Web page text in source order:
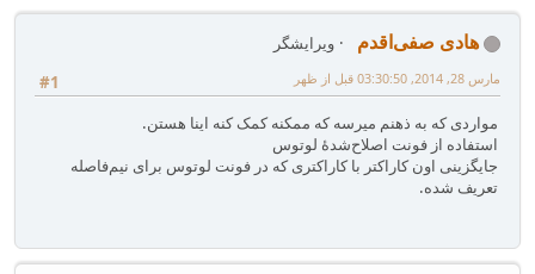
هادی صفی‌اقدم
ویرایشگر
#1
مارس 28, 2014, 03:30:50 قبل از ظهر
مواردی که به ذهنم میرسه که ممکنه کمک کنه اینا هستن.
استفاده از فونت اصلاح‌شدهٔ لوتوس
جایگزینی اون کاراکتر با کاراکتری که در فونت لوتوس برای نیم‌فاصله
تعریف شده.